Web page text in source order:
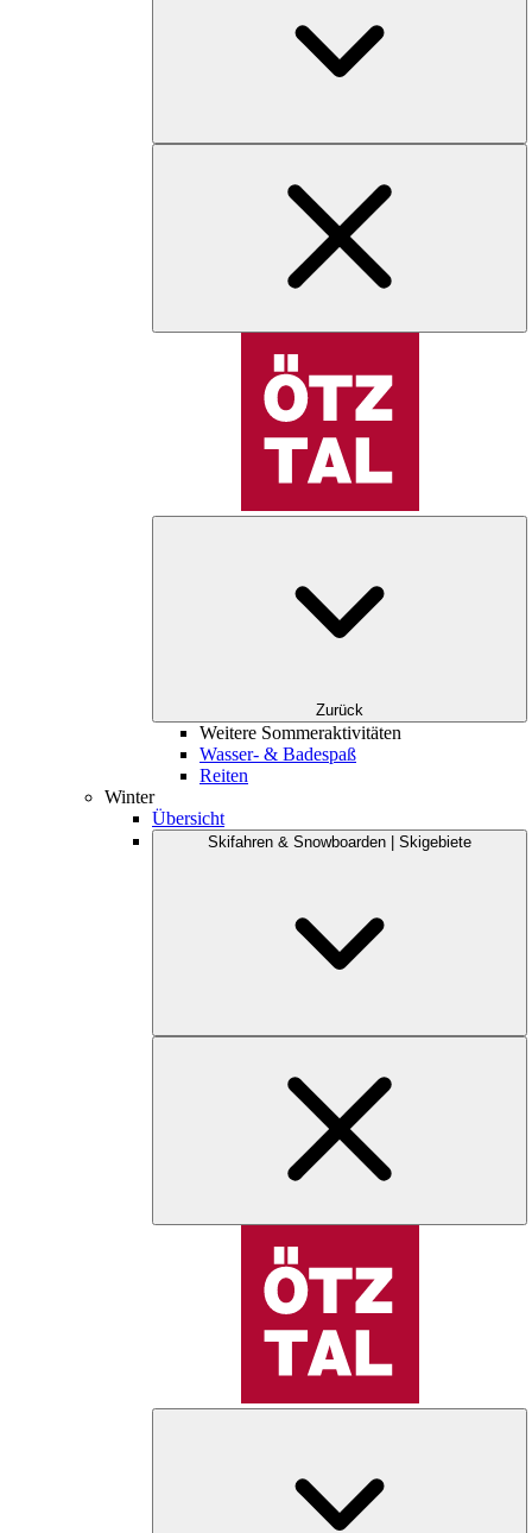
Zurück
Weitere Sommeraktivitäten
Wasser- & Badespaß
Reiten
Winter
Übersicht
Skifahren & Snowboarden | Skigebiete